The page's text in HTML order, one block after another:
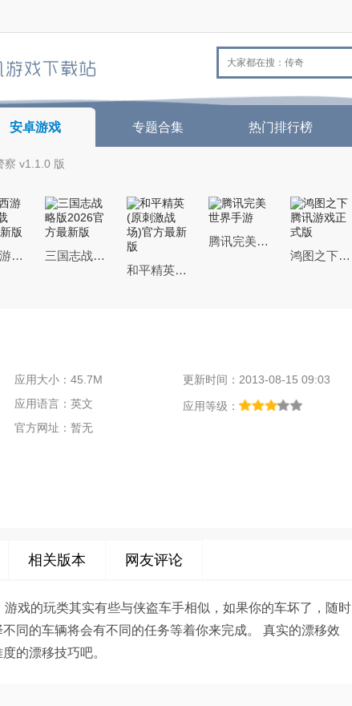
安卓游戏 专题合集 热门排行榜
察 v1.1.0 版
梦幻西游手游下载2026最新版
三国志战略版2026官方最新版
和平精英(原刺激战场)官方最新版
腾讯完美世界手游
鸿图之下腾讯游戏正式版
应用大小：45.7M
更新时间：2013-08-15 09:03
应用语言：英文
应用等级：
官方网址：暂无
相关版本 网友评论
游戏的玩类其实有些与侠盗车手相似，如果你的车坏了，随时
同的车辆将会有不同的任务等着你来完成。 真实的漂移效
的漂移技巧吧。